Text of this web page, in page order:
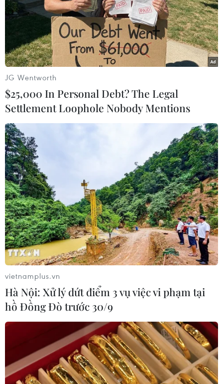
Hàn Quốc: Máy bay bị phát hiện gần biên
giới là của Triều Tiên
09/06/2017 08:33
Quân đội Hàn Quốc cho biết máy bay nhỏ được tìm
thấy trên vùng núi của Hàn Quốc gần biên giới với Triều
Tiên ngày 9/6 dường như là một máy bay không người
lái của miền Bắc.
JG Wentworth
$25,000 In Personal Debt? The Legal
Settlement Loophole Nobody Mentions
vietnamplus.vn
Hà Nội: Xử lý dứt điểm 3 vụ việc vi phạm tại
hồ Đồng Đò trước 30/9